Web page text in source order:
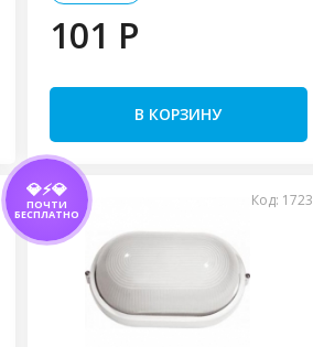
101 P
В КОРЗИНУ
💎⚡💎
ПОЧТИ
БЕСПЛАТНО
Код: 1723